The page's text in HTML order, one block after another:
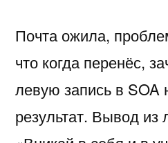
Почта ожила,
что когда перенёс,
левую запись в SOA
результат. Вывод из